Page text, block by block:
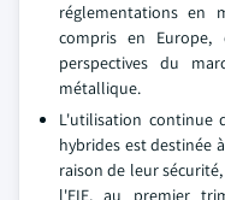
réglementations en
compris en
perspectives du
métallique.
L'utilisation continue
hybrides est destinée
raison de leur
l'EIE, au premier